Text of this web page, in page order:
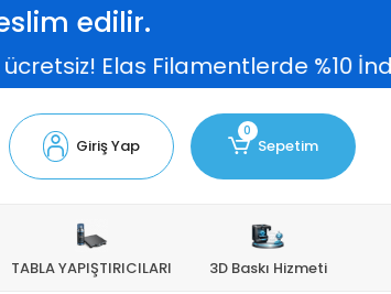
edilir.
Elas Filamentlerde %10
Giriş Yap
0
Sepetim
TABLA YAPIŞTIRICILARI 3D Baskı Hizmeti